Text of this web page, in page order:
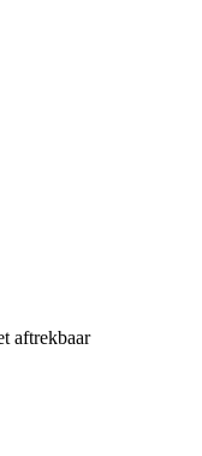
aftrekbaar